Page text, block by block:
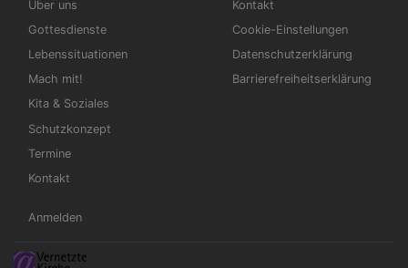
Über uns
Gottesdienste
Lebenssituationen
Mach mit!
Kita & Soziales
Schutzkonzept
Termine
Kontakt
Kontakt
Cookie-Einstellungen
Datenschutzerklärung
Barrierefreiheitserklärung
Benutzermenü
Anmelden